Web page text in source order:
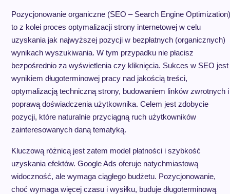
Pozycjonowanie organiczne (SEO – Search Engine Optimization)
to z kolei proces optymalizacji strony internetowej w celu
uzyskania jak najwyższej pozycji w bezpłatnych (organicznych)
wynikach wyszukiwania. W tym przypadku nie płacisz
bezpośrednio za wyświetlenia czy kliknięcia. Sukces w SEO jest
wynikiem długoterminowej pracy nad jakością treści,
optymalizacją techniczną strony, budowaniem linków zwrotnych i
poprawą doświadczenia użytkownika. Celem jest zdobycie
pozycji, które naturalnie przyciągną ruch użytkowników
zainteresowanych daną tematyką.
Kluczową różnicą jest zatem model płatności i szybkość
uzyskania efektów. Google Ads oferuje natychmiastową
widoczność, ale wymaga ciągłego budżetu. Pozycjonowanie,
choć wymaga więcej czasu i wysiłku, buduje długoterminową